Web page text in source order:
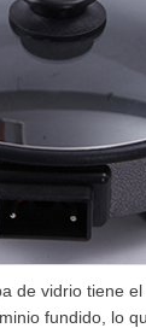
de vidrio tiene
fundido, lo